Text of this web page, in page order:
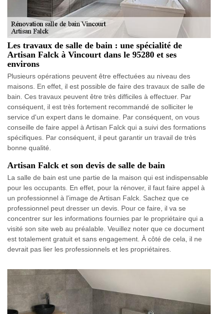
Les travaux de salle de bain : une spécialité de
Artisan Falck à Vincourt dans le 95280 et ses
environs
Plusieurs opérations peuvent être effectuées au niveau des
maisons. En effet, il est possible de faire des travaux de salle de
bain. Ces travaux peuvent être très difficiles à effectuer. Par
conséquent, il est très fortement recommandé de solliciter le
service d'un expert dans le domaine. Par conséquent, on vous
conseille de faire appel à Artisan Falck qui a suivi des formations
spécifiques. Par conséquent, il peut garantir un travail de très
bonne qualité.
Artisan Falck et son devis de salle de bain
La salle de bain est une partie de la maison qui est indispensable
pour les occupants. En effet, pour la rénover, il faut faire appel à
un professionnel à l'image de Artisan Falck. Sachez que ce
professionnel peut dresser un devis. Pour ce faire, il va se
concentrer sur les informations fournies par le propriétaire qui a
visité son site web au préalable. Veuillez noter que ce document
est totalement gratuit et sans engagement. À côté de cela, il ne
devrait pas lier les professionnels et les propriétaires.